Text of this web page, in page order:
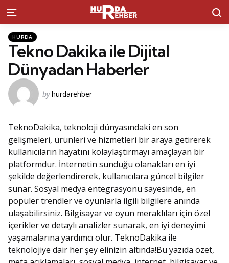
Menu
Kategoriler
Posted
in
HURDA
Tekno Dakika ile Dijital
Dünyadan Haberler
Posted
by hurdarehber
TeknoDakika, teknoloji dünyasındaki en son
gelişmeleri, ürünleri ve hizmetleri bir araya getirerek
kullanıcıların hayatını kolaylaştırmayı amaçlayan bir
platformdur. İnternetin sunduğu olanakları en iyi
şekilde değerlendirerek, kullanıcılara güncel bilgiler
sunar. Sosyal medya entegrasyonu sayesinde, en
popüler trendler ve oyunlarla ilgili bilgilere anında
ulaşabilirsiniz. Bilgisayar ve oyun meraklıları için özel
içerikler ve detaylı analizler sunarak, en iyi deneyimi
yaşamalarına yardımcı olur. TeknoDakika ile
teknolojiye dair her şey elinizin altında!Bu yazıda özet,